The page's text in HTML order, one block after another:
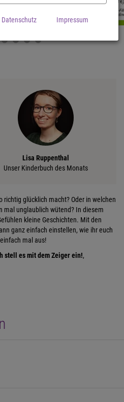
Datenschutz Impressum
Lisa Ruppenthal
Unser Kinderbuch des Monats
richtig glücklich macht? Oder in welchen
mal unglaublich wütend? In diesem
kleine Geschichten. Mit den
ganz einfach einstellen, wie ihr euch
mal aus!
stell es mit dem Zeiger ein!,